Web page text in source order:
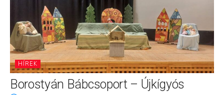
HÍREK
Borostyán Bábcsoport – Újkígyós